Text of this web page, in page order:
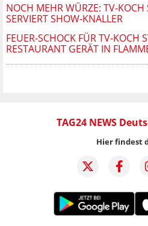
NOCH MEHR WÜRZE: TV-KOCH
SERVIERT SHOW-KNALLER
FEUER-SCHOCK FÜR TV-KOCH
RESTAURANT GERÄT IN
TAG24 NEWS
Hier findest